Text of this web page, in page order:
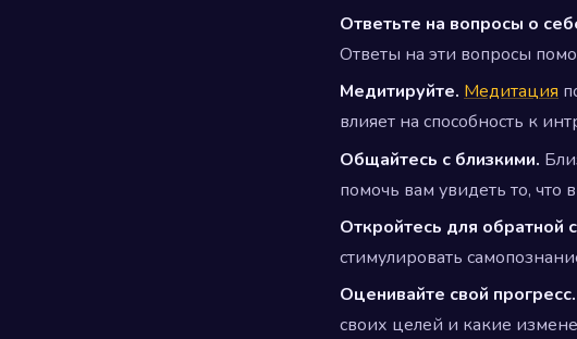
Ответьте на вопросы о
Ответы на эти вопросы
Медитируйте. Медитация
влияет на способность к
Общайтесь с близкими.
помочь вам увидеть то, что
Откройтесь для обратной
стимулировать
Оценивайте свой прогресс.
своих целей и какие